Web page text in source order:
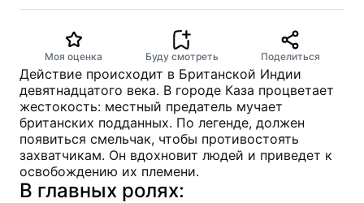
Моя оценка Буду смотреть Поделиться
Действие происходит в Британской Индии
девятнадцатого века. В городе Каза процветает
жестокость: местный предатель мучает
британских подданных. По легенде, должен
появиться смельчак, чтобы противостоять
захватчикам. Он вдохновит людей и приведет к
освобождению их племени.
В главных ролях: